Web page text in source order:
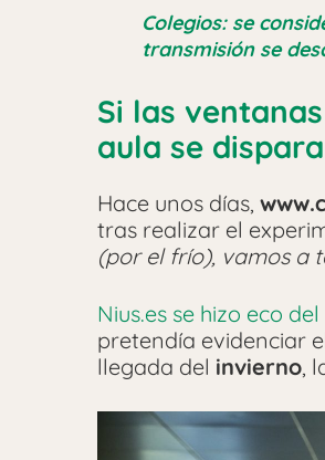
Colegios: se
transmisión se
Si las
aula se dispara
Hace unos días,
tras realizar el
(por el frío), vamos a
Nius.es se hizo eco
pretendía evidenciar
llegada del invierno,